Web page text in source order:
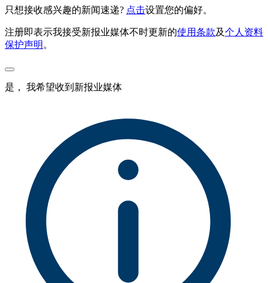
只想接收感兴趣的新闻速递? 点击设置您的偏好。
注册即表示我接受新报业媒体不时更新的使用条款及个人资料
保护声明。
是， 我希望收到新报业媒体